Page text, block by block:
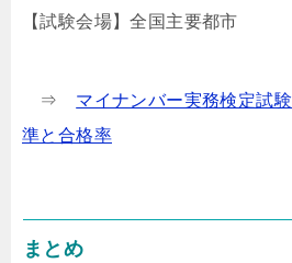
【試験会場】全国主要都市
⇒ マイナンバー実務検定試
準と合格率
まとめ